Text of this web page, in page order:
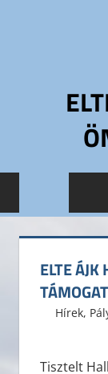
Jogtudományi
Hallgatói
Önkormányzat
ELTE
2014.
ELTE ÁJK
Hírek,
Tisztelt